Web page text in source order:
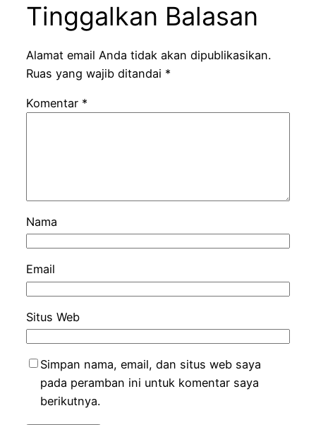
Tinggalkan Balasan
Alamat email Anda tidak akan dipublikasikan.
Ruas yang wajib ditandai *
Komentar *
Nama
Email
Situs Web
Simpan nama, email, dan situs web saya
pada peramban ini untuk komentar saya
berikutnya.